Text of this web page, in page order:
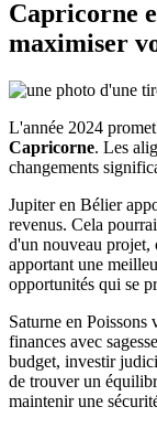
Capricorne
maximiser
L'année 2024
Capricorne. Les
changements
Jupiter en Bélier
revenus. Cela
d'un nouveau projet,
apportant une
opportunités qui se
Saturne en
finances avec
budget, investir
de trouver un
maintenir une